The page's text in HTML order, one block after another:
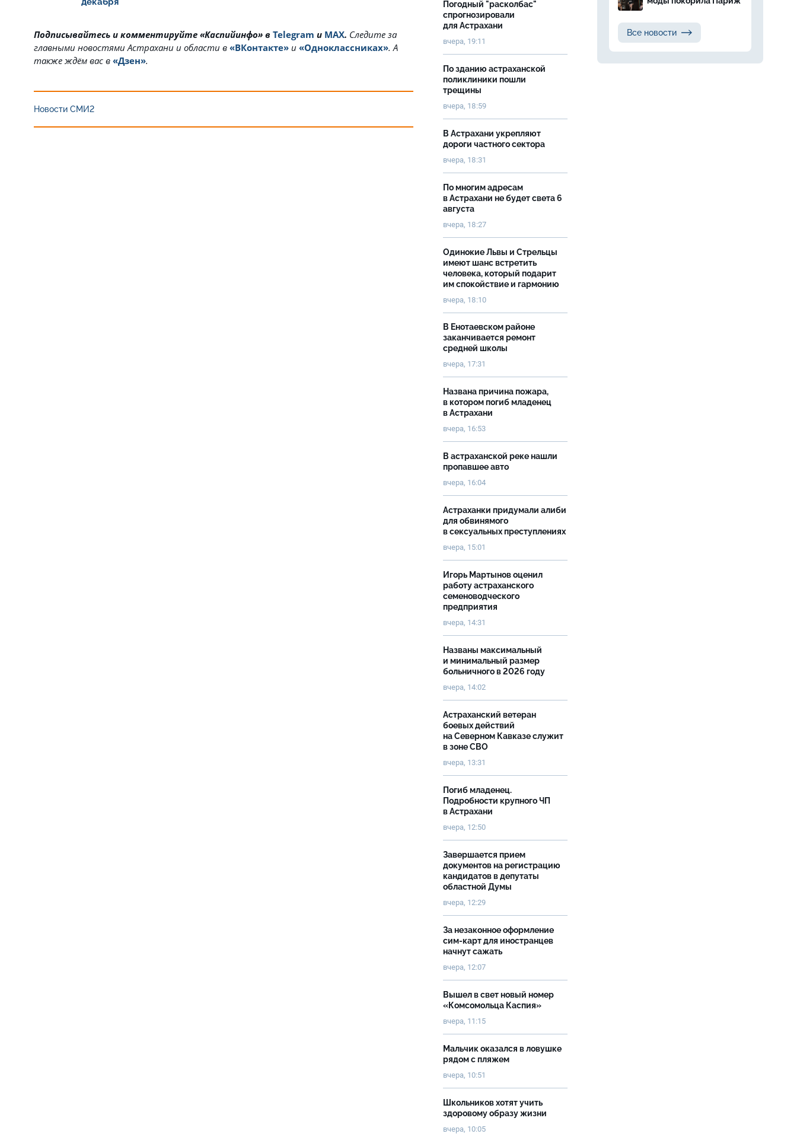
Подписывайтесь и комментируйте «Каспийинфо» в Telegram и MAX. Cледите за
главными новостями Астрахани и области в «ВКонтакте» и «Одноклассниках». А
также ждём вас в «Дзен».
Новости СМИ2
Погодный "расколбас"
спрогнозировали
для Астрахани
вчера, 19:11
По зданию астраханской
поликлиники пошли
трещины
вчера, 18:59
В Астрахани укрепляют
дороги частного сектора
вчера, 18:31
По многим адресам
в Астрахани не будет света 6
августа
вчера, 18:27
Одинокие Львы и Стрельцы
имеют шанс встретить
человека, который подарит
им спокойствие и гармонию
вчера, 18:10
В Енотаевском районе
заканчивается ремонт
средней школы
вчера, 17:31
Названа причина пожара,
в котором погиб младенец
в Астрахани
вчера, 16:53
В астраханской реке нашли
пропавшее авто
вчера, 16:04
Астраханки придумали алиби
для обвинямого
в сексуальных преступлениях
вчера, 15:01
Игорь Мартынов оценил
работу астраханского
семеноводческого
предприятия
вчера, 14:31
Названы максимальный
и минимальный размер
больничного в 2026 году
вчера, 14:02
Астраханский ветеран
боевых действий
на Северном Кавказе служит
в зоне СВО
вчера, 13:31
Погиб младенец.
Подробности крупного ЧП
в Астрахани
вчера, 12:50
Завершается прием
документов на регистрацию
кандидатов в депутаты
областной Думы
вчера, 12:29
За незаконное оформление
сим-карт для иностранцев
начнут сажать
вчера, 12:07
Вышел в свет новый номер
«Комсомольца Каспия»
вчера, 11:15
Мальчик оказался в ловушке
рядом с пляжем
вчера, 10:51
Школьников хотят учить
здоровому образу жизни
вчера, 10:05
Все новости